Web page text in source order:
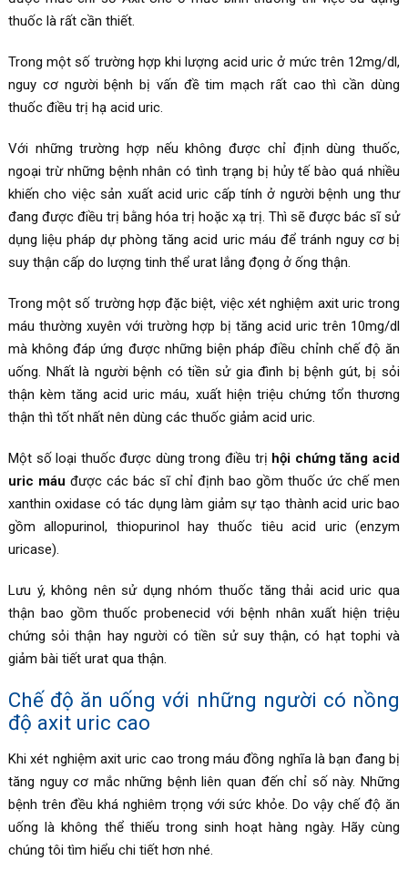
thuốc là rất cần thiết.
Trong một số trường hợp khi lượng acid uric ở mức trên 12mg/dl,
nguy cơ người bệnh bị vấn đề tim mạch rất cao thì cần dùng
thuốc điều trị hạ acid uric.
Với những trường hợp nếu không được chỉ định dùng thuốc,
ngoại trừ những bệnh nhân có tình trạng bị hủy tế bào quá nhiều
khiến cho việc sản xuất acid uric cấp tính ở người bệnh ung thư
đang được điều trị bằng hóa trị hoặc xạ trị. Thì sẽ được bác sĩ sử
dụng liệu pháp dự phòng tăng acid uric máu để tránh nguy cơ bị
suy thận cấp do lượng tinh thể urat lắng đọng ở ống thận.
Trong một số trường hợp đặc biệt, việc xét nghiệm axit uric trong
máu thường xuyên với trường hợp bị tăng acid uric trên 10mg/dl
mà không đáp ứng được những biện pháp điều chỉnh chế độ ăn
uống. Nhất là người bệnh có tiền sử gia đình bị bệnh gút, bị sỏi
thận kèm tăng acid uric máu, xuất hiện triệu chứng tổn thương
thận thì tốt nhất nên dùng các thuốc giảm acid uric.
Một số loại thuốc được dùng trong điều trị hội chứng tăng acid
uric máu được các bác sĩ chỉ định bao gồm thuốc ức chế men
xanthin oxidase có tác dụng làm giảm sự tạo thành acid uric bao
gồm allopurinol, thiopurinol hay thuốc tiêu acid uric (enzym
uricase).
Lưu ý, không nên sử dụng nhóm thuốc tăng thải acid uric qua
thận bao gồm thuốc probenecid với bệnh nhân xuất hiện triệu
chứng sỏi thận hay người có tiền sử suy thận, có hạt tophi và
giảm bài tiết urat qua thận.
Chế độ ăn uống với những người có nồng
độ axit uric cao
Khi xét nghiệm axit uric cao trong máu đồng nghĩa là bạn đang bị
tăng nguy cơ mắc những bệnh liên quan đến chỉ số này. Những
bệnh trên đều khá nghiêm trọng với sức khỏe. Do vậy chế độ ăn
uống là không thể thiếu trong sinh hoạt hàng ngày. Hãy cùng
chúng tôi tìm hiểu chi tiết hơn nhé.